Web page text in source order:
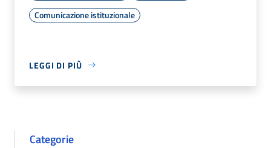
Comunicazione istituzionale
LEGGI DI PIÙ
Categorie